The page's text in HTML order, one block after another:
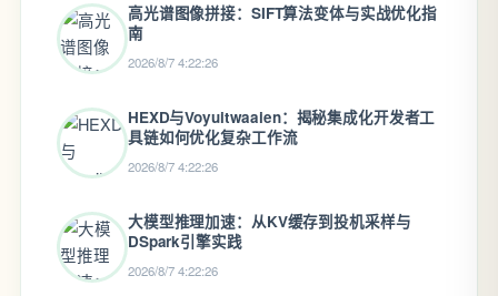
高光谱图像拼接：SIFT算法变体与实战优化指
南
2026/8/7 4:22:26
HEXD与Voyuitwaaien：揭秘集成化开发者工
具链如何优化复杂工作流
2026/8/7 4:22:26
大模型推理加速：从KV缓存到投机采样与
DSpark引擎实践
2026/8/7 4:22:26